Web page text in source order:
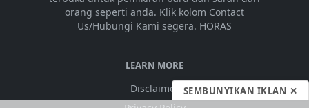
orang seperti anda. Klik kolom Contact
Us/Hubungi Kami segera. HORAS
LEARN MORE
Disclaimer
SEMBUNYIKAN IKLAN ✕